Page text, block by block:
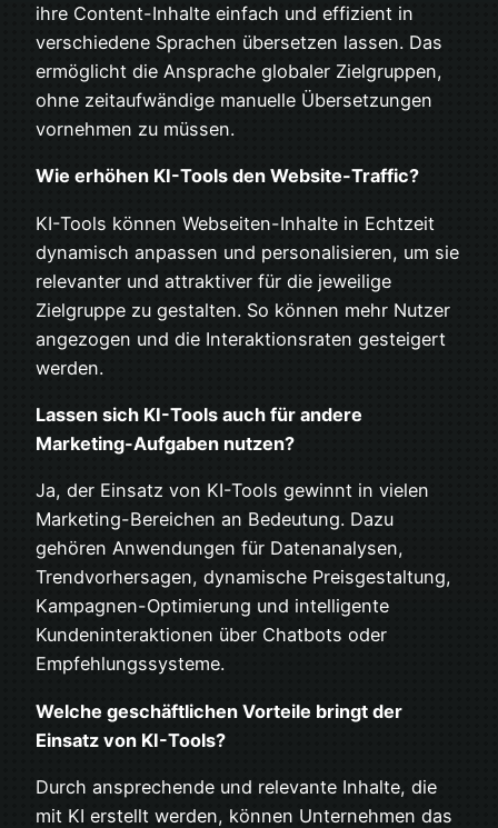
ihre Content-Inhalte einfach und effizient in
verschiedene Sprachen übersetzen lassen. Das
ermöglicht die Ansprache globaler Zielgruppen,
ohne zeitaufwändige manuelle Übersetzungen
vornehmen zu müssen.
Wie erhöhen KI-Tools den Website-Traffic?
KI-Tools können Webseiten-Inhalte in Echtzeit
dynamisch anpassen und personalisieren, um sie
relevanter und attraktiver für die jeweilige
Zielgruppe zu gestalten. So können mehr Nutzer
angezogen und die Interaktionsraten gesteigert
werden.
Lassen sich KI-Tools auch für andere
Marketing-Aufgaben nutzen?
Ja, der Einsatz von KI-Tools gewinnt in vielen
Marketing-Bereichen an Bedeutung. Dazu
gehören Anwendungen für Datenanalysen,
Trendvorhersagen, dynamische Preisgestaltung,
Kampagnen-Optimierung und intelligente
Kundeninteraktionen über Chatbots oder
Empfehlungssysteme.
Welche geschäftlichen Vorteile bringt der
Einsatz von KI-Tools?
Durch ansprechende und relevante Inhalte, die
mit KI erstellt werden, können Unternehmen das